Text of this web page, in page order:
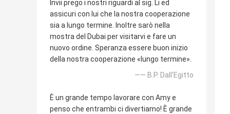
Invii prego i nostri riguardi al sig. Li ed
assicuri con lui che la nostra cooperazione
sia a lungo termine. Inoltre sarò nella
mostra del Dubai per visitarvi e fare un
nuovo ordine. Speranza essere buon inizio
della nostra cooperazione «lungo termine».
—— B.P. Dall'Egitto
È un grande tempo lavorare con Amy e
penso che entrambi ci divertiamo! È grande